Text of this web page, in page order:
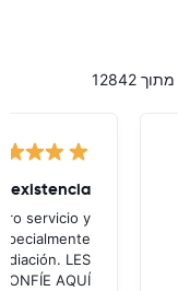
servicio y
LES
AQUÍ